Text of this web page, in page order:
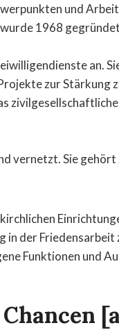
und
wurde 1968
an.
zur Stärkung
vernetzt. Sie gehört
in der
Funktionen und